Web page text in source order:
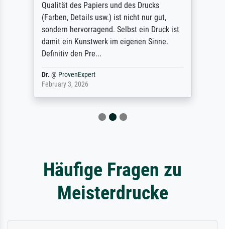
Qualität des Papiers und des Drucks
(Farben, Details usw.) ist nicht nur gut,
sondern hervorragend. Selbst ein Druck ist
damit ein Kunstwerk im eigenen Sinne.
Definitiv den Pre...
Dr. @ ProvenExpert
February 3, 2026
Häufige Fragen zu
Meisterdrucke